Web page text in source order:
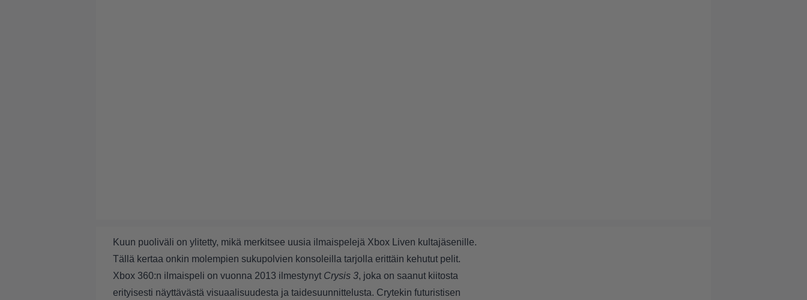
Kuun puoliväli on ylitetty, mikä merkitsee uusia ilmaispelejä Xbox Liven kultajäsenille.
Tällä kertaa onkin molempien sukupolvien konsoleilla tarjolla erittäin kehutut pelit.
Xbox 360:n ilmaispeli on vuonna 2013 ilmestynyt Crysis 3, joka on saanut kiitosta
erityisesti näyttävästä visuaalisuudesta ja taidesuunnittelusta. Crytekin futuristisen